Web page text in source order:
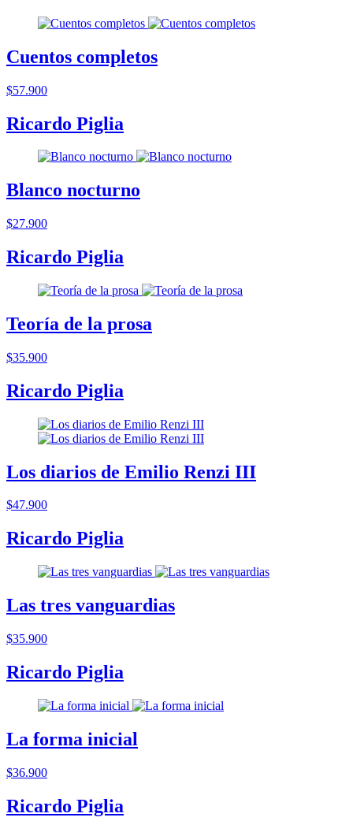
Cuentos completos
$57.900
Ricardo Piglia
Blanco nocturno
$27.900
Ricardo Piglia
Teoría de la prosa
$35.900
Ricardo Piglia
Los diarios de Emilio Renzi III
$47.900
Ricardo Piglia
Las tres vanguardias
$35.900
Ricardo Piglia
La forma inicial
$36.900
Ricardo Piglia